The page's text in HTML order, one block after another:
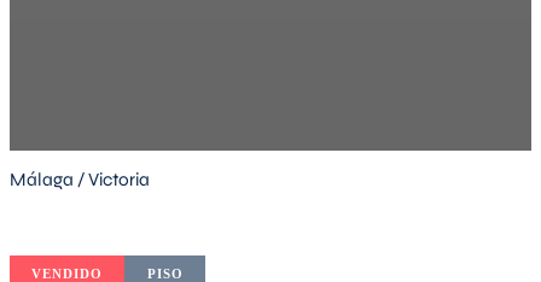
Málaga / Victoria
VENDIDO PISO